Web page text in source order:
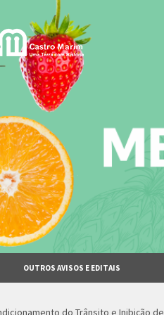
OUTROS AVISOS E EDITAIS
do Trânsito e Inibição de